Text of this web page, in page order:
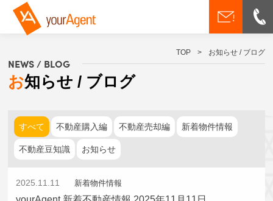
TOP > お知らせ / ブログ
お知らせ / ブログ
NEWS / BLOG
すべて 不動産購入編 不動産売却編 新着物件情報
不動産豆知識 お知らせ
2025.11.11 新着物件情報